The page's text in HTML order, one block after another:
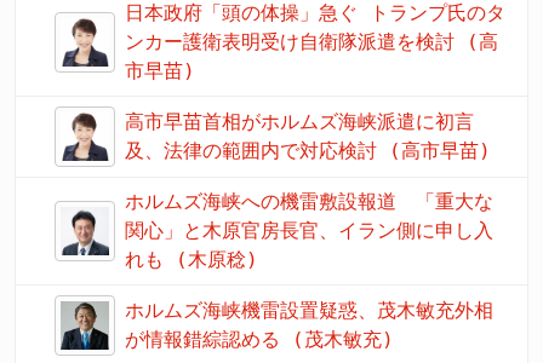
日本政府「頭の体操」急ぐ トランプ氏のタ
ンカー護衛表明受け自衛隊派遣を検討 (高
市早苗)
高市早苗首相がホルムズ海峡派遣に初言
及、法律の範囲内で対応検討 (高市早苗)
ホルムズ海峡への機雷敷設報道 「重大な
関心」と木原官房長官、イラン側に申し入
れも (木原稔)
ホルムズ海峡機雷設置疑惑、茂木敏充外相
が情報錯綜認める (茂木敏充)